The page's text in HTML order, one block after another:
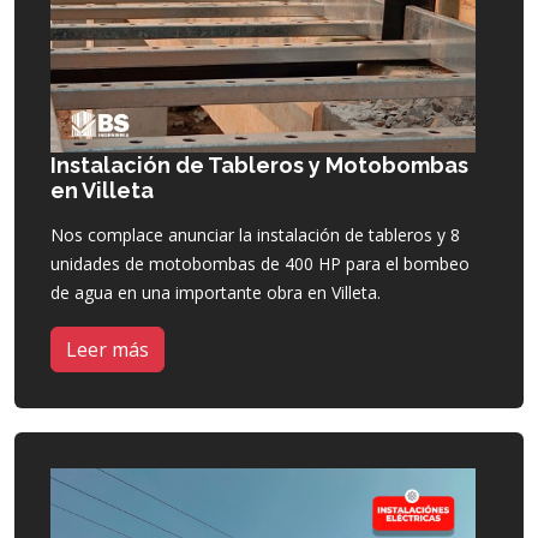
Instalación de Tableros y Motobombas
en Villeta
Nos complace anunciar la instalación de tableros y 8
unidades de motobombas de 400 HP para el bombeo
de agua en una importante obra en Villeta.
Leer más